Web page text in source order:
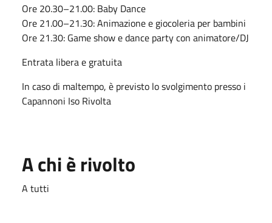
Ore 20.30–21.00: Baby Dance
Ore 21.00–21.30: Animazione e giocoleria per bambini
Ore 21.30: Game show e dance party con animatore/DJ
Entrata libera e gratuita
In caso di maltempo, è previsto lo svolgimento presso i
Capannoni Iso Rivolta
A chi è rivolto
A tutti